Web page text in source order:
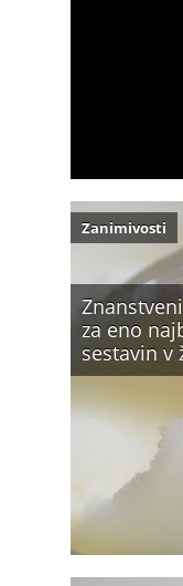
za eno
sestavin v
Zanimivosti